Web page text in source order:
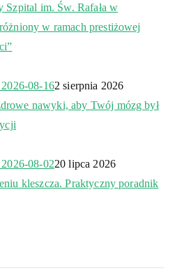
im. Św. Rafała w
w ramach prestiżowej
2026-08-162 sierpnia 2026
nawyki, aby Twój mózg był
08-0220 lipca 2026
kleszcza. Praktyczny poradnik